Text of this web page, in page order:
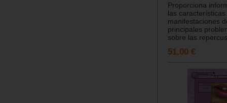
Proporciona
las características
manifestaciones
principales
sobre las
51.00 €